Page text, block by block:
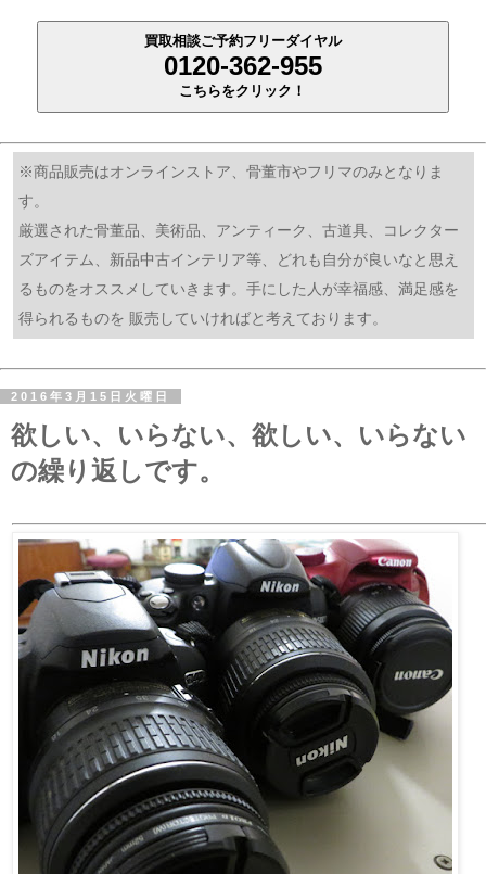
買取相談ご予約フリーダイヤル
0120-362-955
こちらをクリック！
※商品販売はオンラインストア、骨董市やフリマのみとなりま
す。
厳選された骨董品、美術品、アンティーク、古道具、コレクター
ズアイテム、新品中古インテリア等、どれも自分が良いなと思え
るものをオススメしていきます。手にした人が幸福感、満足感を
得られるものを 販売していければと考えております。
2016年3月15日火曜日
欲しい、いらない、欲しい、いらない
の繰り返しです。